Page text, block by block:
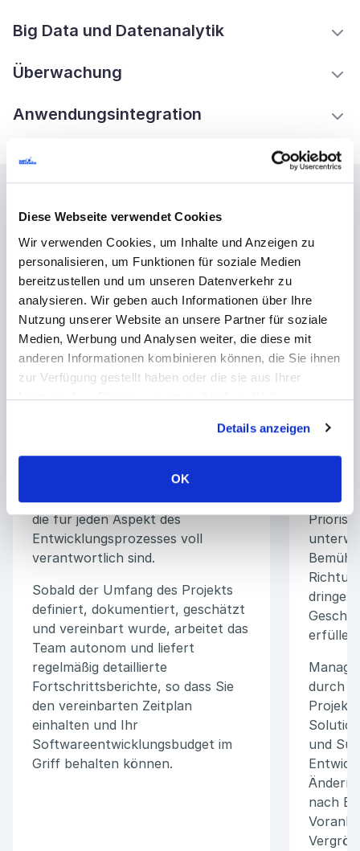
Diese Webseite verwendet Cookies
Wir verwenden Cookies, um Inhalte und Anzeigen zu
personalisieren, um Funktionen für soziale Medien
bereitzustellen und um unseren Datenverkehr zu
analysieren. Wir geben auch Informationen über Ihre
Nutzung unserer Website an unsere Partner für soziale
Medien, Werbung und Analysen weiter, die diese mit
anderen Informationen kombinieren können, die Sie ihnen
zur Verfügung gestellt haben oder die sie aus Ihrer
Nutzung ihrer Dienste gesammelt haben. Weitere
Details anzeigen
OK
Big Data und Datenanalytik
Überwachung
Anwendungsintegration
Kooperationsmodelle
Projektbezogen
Ihr Produkt vollständig von einem
Team von SaM Solutions-Experten
entworfen und implementiert wird,
die für jeden Aspekt des
Entwicklungsprozesses voll
verantwortlich sind.
Sobald der Umfang des Projekts
definiert, dokumentiert, geschätzt
und vereinbart wurde, arbeitet das
Team autonom und liefert
regelmäßig detaillierte
Fortschrittsberichte, so dass Sie
den vereinbarten Zeitplan
einhalten und Ihr
Softwareentwicklungsbudget im
Griff behalten können.
Java-
Java-
erfüllen.
durch
und
Ändern
nach